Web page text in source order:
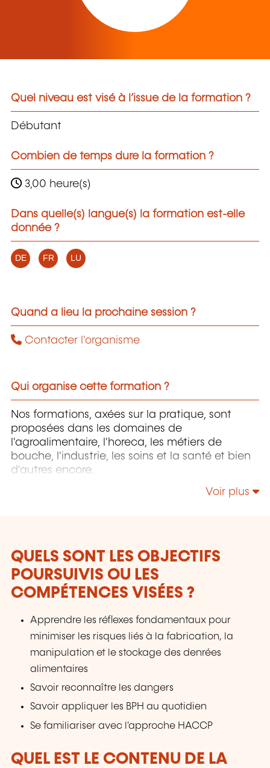
Quel niveau est visé à l’issue de la formation ?
Débutant
Combien de temps dure la formation ?
3,00 heure(s)
Dans quelle(s) langue(s) la formation est-elle
donnée ?
DE FR LU
Quand a lieu la prochaine session ?
Contacter l'organisme
Qui organise cette formation ?
Nos formations, axées sur la pratique, sont
proposées dans les domaines de
l'agroalimentaire, l'horeca, les métiers de
bouche, l'industrie, les soins et la santé et bien
d'autres encore.
Voir plus
QUELS SONT LES OBJECTIFS
POURSUIVIS OU LES
COMPÉTENCES VISÉES ?
Apprendre les réflexes fondamentaux pour
minimiser les risques liés à la fabrication, la
manipulation et le stockage des denrées
alimentaires
Savoir reconnaître les dangers
Savoir appliquer les BPH au quotidien
Se familiariser avec l'approche HACCP
QUEL EST LE CONTENU DE LA